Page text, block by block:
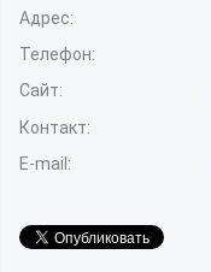
Адрес:
Телефон:
Сайт:
Контакт:
E-mail: